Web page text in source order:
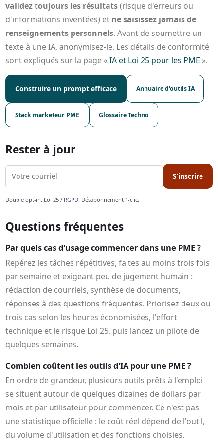
validez toujours les résultats(risque d'erreurs ou
d'informations inventées) et ne saisissez jamais de
renseignements personnels. Avant de soumettre un
texte à une IA, anonymisez-le. Les détails de conformité
sont expliqués sur la page «IA et Loi 25 pour les PME ».
Construire un prompt efficace Annuaire d'outils IA
Stack marketeur PME Glossaire Techno
Rester à jour
S’inscrire
Double opt-in. Loi 25 / RGPD. Désabonnement 1-clic.
Questions fréquentes
Par quels cas d'usage commencer dans une PME ?
Repérez les tâches répétitives, faites au moins trois fois
par semaine et exigeant peu de jugement humain :
rédaction de courriels, synthèse de documents,
réponses à des questions fréquentes. Priorisez deux ou
trois cas selon les heures économisées, l'effort
technique et le risque Loi 25, puis lancez un pilote de
quelques semaines.
Combien coûtent les outils d'IA pour une PME ?
En ordre de grandeur, plusieurs outils prêts à l'emploi
se situent autour de quelques dizaines de dollars par
mois et par utilisateur pour commencer. Ce n'est pas
une statistique officielle : le coût réel dépend de l'outil,
du volume d'utilisation et des fonctions choisies.